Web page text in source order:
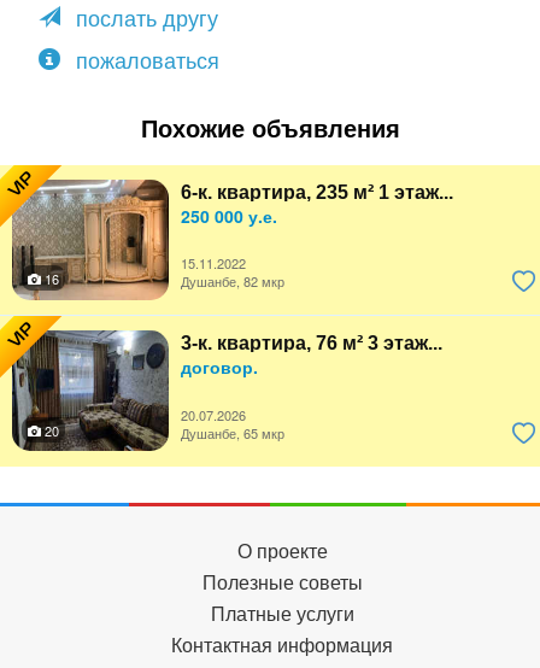
послать другу
пожаловаться
Похожие объявления
VIP 6-к. квартира, 235 м² 1 этаж...
250 000 у.е.
15.11.2022
16
Душанбе, 82 мкр
VIP 3-к. квартира, 76 м² 3 этаж...
договор.
20.07.2026
20
Душанбе, 65 мкр
О проекте
Полезные советы
Платные услуги
Контактная информация